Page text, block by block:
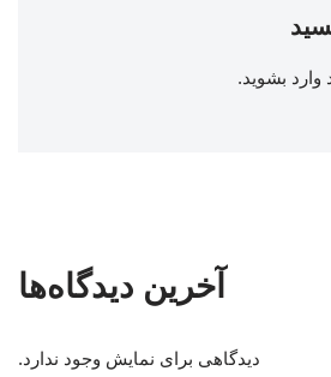
وارد بشوید.
آخرین دیدگاه‌ها
دیدگاهی برای نمایش وجود ندارد.